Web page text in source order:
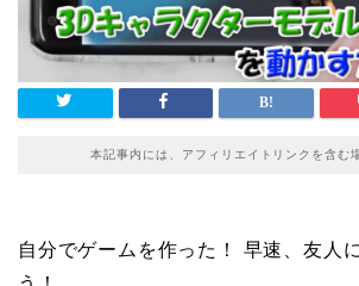
本記事内には、アフィリエイトリンクを含む
自分でゲームを作った！ 早速、友人